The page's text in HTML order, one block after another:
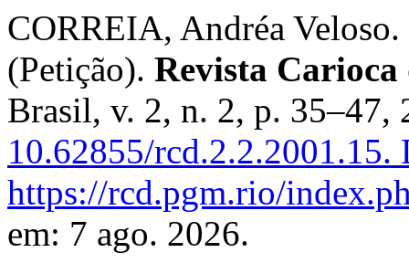
CORREIA, Andréa
(Petição). Revista
Brasil, v. 2, n. 2, p. 35–47,
10.62855/rcd.2.2.2001.15.
https://rcd.pgm.rio/
em: 7 ago. 2026.